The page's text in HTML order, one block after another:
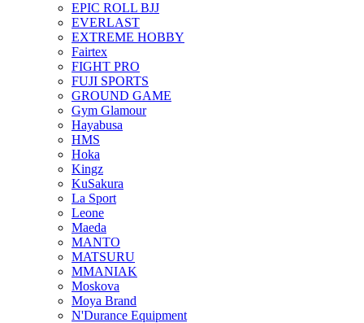
EPIC ROLL BJJ
EVERLAST
EXTREME HOBBY
Fairtex
FIGHT PRO
FUJI SPORTS
GROUND GAME
Gym Glamour
Hayabusa
HMS
Hoka
Kingz
KuSakura
La Sport
Leone
Maeda
MANTO
MATSURU
MMANIAK
Moskova
Moya Brand
N'Durance Equipment